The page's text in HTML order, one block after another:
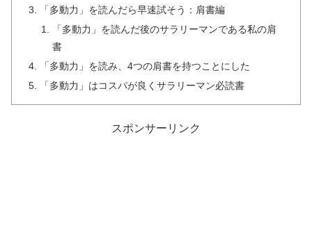
「多動力」を読んだら早速試そう：肩書編
「多動力」を読んだ後のサラリーマンである私の肩
書
「多動力」を読み、4つの肩書を持つことにした
「多動力」はコスパが良くサラリーマン必読書
スポンサーリンク